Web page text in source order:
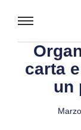
carta
un